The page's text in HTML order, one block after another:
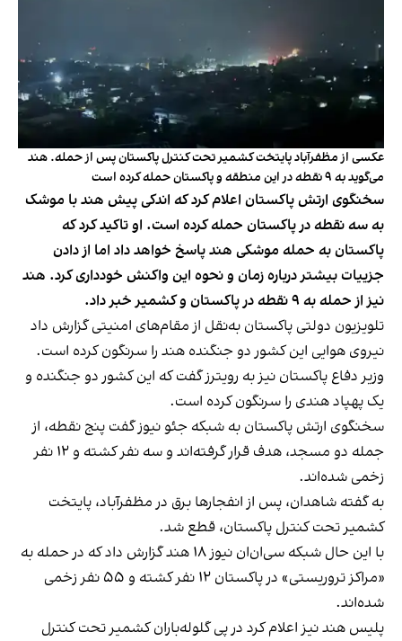
عکسی از مظفرآباد پایتخت کشمیر تحت کنترل پاکستان پس از حمله. هند
می‌گوید به ۹ نقطه در این منطقه و پاکستان حمله کرده است
سخنگوی ارتش پاکستان اعلام کرد که اندکی پیش هند با موشک
به سه نقطه در پاکستان حمله کرده است. او تاکید کرد که
پاکستان به حمله موشکی هند پاسخ خواهد داد اما از دادن
جزییات بیشتر درباره زمان و نحوه این واکنش خودداری کرد. هند
نیز از حمله به ۹ نقطه در پاکستان و کشمیر خبر داد.
تلویزیون دولتی پاکستان به‌نقل از مقام‌های امنیتی گزارش داد
نیروی هوایی این کشور دو جنگنده هند را سرنگون کرده است.
وزیر دفاع پاکستان نیز به رویترز گفت که این کشور دو جنگنده و
یک پهپاد هندی را سرنگون کرده است.
سخنگوی ارتش پاکستان به شبکه جئو نیوز گفت پنج نقطه، از
جمله دو مسجد، هدف قرار گرفته‌اند و سه نفر کشته و ۱۲ نفر
زخمی شده‌اند.
به گفته شاهدان، پس از انفجارها برق در مظفرآباد، پایتخت
کشمیر تحت کنترل پاکستان، قطع شد.
با این حال شبکه سی‌ان‌ان نیوز ۱۸ هند گزارش داد که در حمله به
«مراکز تروریستی» در پاکستان ۱۲ نفر کشته و ۵۵ نفر زخمی
شده‌اند.
پلیس هند نیز اعلام کرد در پی گلوله‌باران کشمیر تحت کنترل